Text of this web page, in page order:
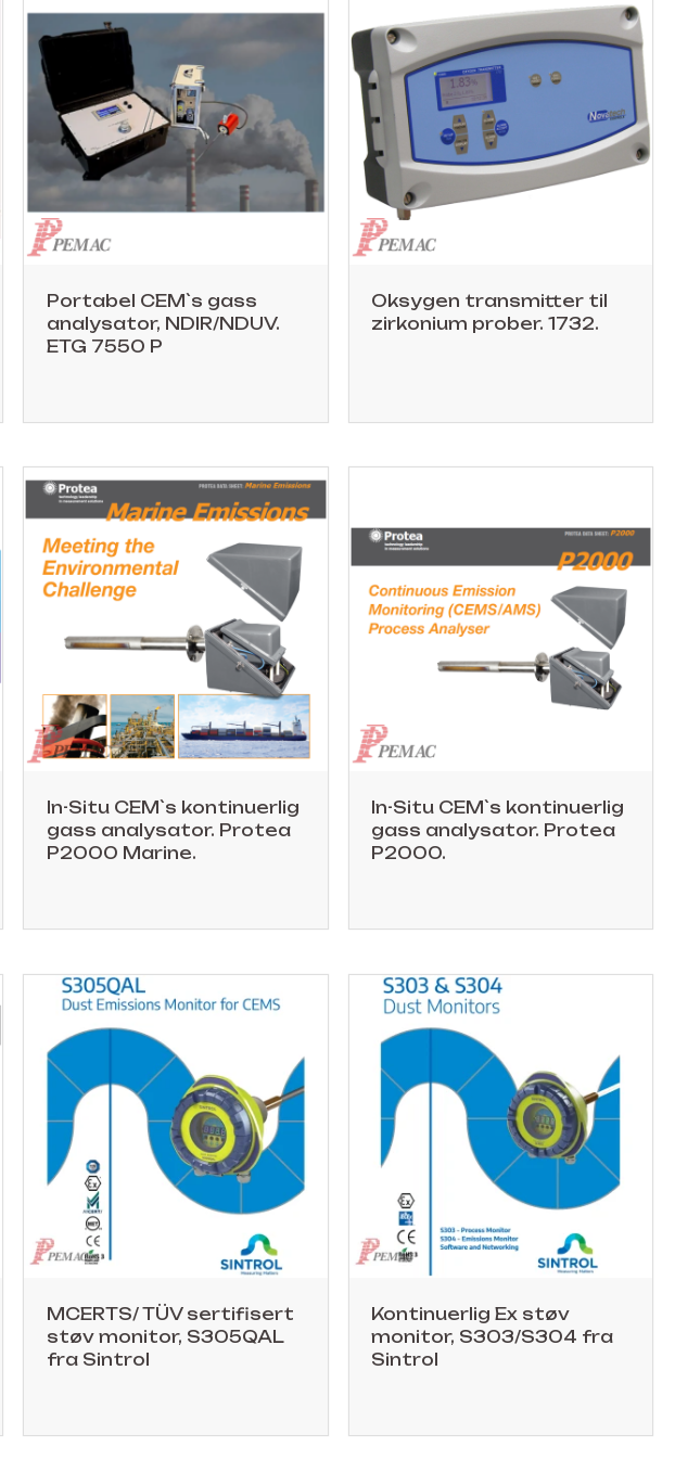
Portabel CEM`s gass
analysator, NDIR/NDUV.
ETG 7550 P
Oksygen transmitter til
zirkonium prober. 1732.
In-Situ CEM`s kontinuerlig
gass analysator. Protea
P2000 Marine.
In-Situ CEM`s kontinuerlig
gass analysator. Protea
P2000.
MCERTS/ TÜV sertifisert
støv monitor, S305QAL
fra Sintrol
Kontinuerlig Ex støv
monitor, S303/S304 fra
Sintrol